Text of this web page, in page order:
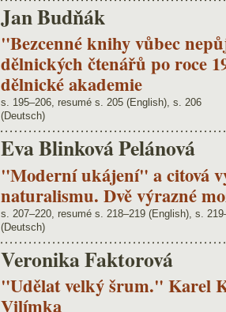
Jan Budňák
"Bezcenné knihy vůbec
dělnických čtenářů po roce
dělnické akademie
s. 195–206, resumé s. 205 (English), s. 206
(Deutsch)
Eva Blinková Pelánová
"Moderní ukájení" a citová
naturalismu. Dvě výrazné
s. 207–220, resumé s. 218–219 (English), s.
(Deutsch)
Veronika Faktorová
"Udělat velký šrum." Karel
Vilímka